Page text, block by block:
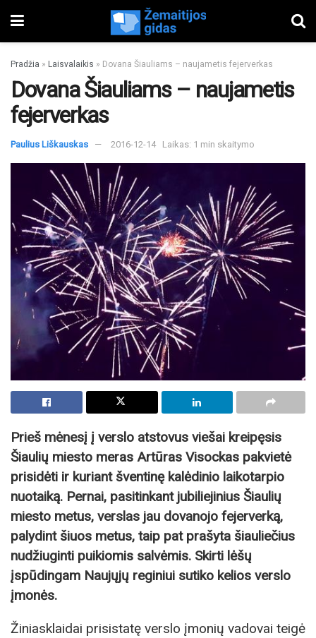
Pradžia » Laisvalaikis » Dovana Šiauliams – naujametis fejerverkas
Dovana Šiauliams – naujametis
fejerverkas
Paulius Liškauskas 2016-12-14 Laikas: 1 min skaitymo
Prieš mėnesį į verslo atstovus viešai kreipęsis
Šiaulių miesto meras Artūras Visockas pakvietė
prisidėti ir kuriant šventinę kalėdinio laikotarpio
nuotaiką. Pernai, pasitinkant jubiliejinius Šiaulių
miesto metus, verslas jau dovanojo fejerverką,
palydint šiuos metus, taip pat prašyta šiauliečius
nudžiuginti puikiomis salvėmis. Skirti lėšų
įspūdingam Naujųjų reginiui sutiko kelios verslo
įmonės.
Žiniasklaidai prisistatę verslo įmonių vadovai teigė